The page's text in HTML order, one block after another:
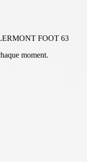
FOOT 63
moment.